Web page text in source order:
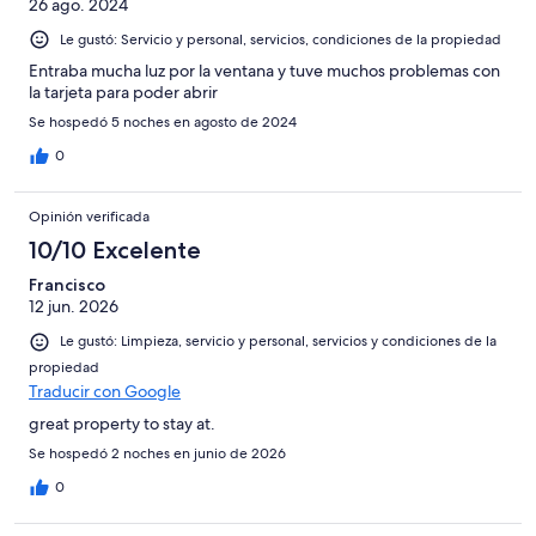
26 ago. 2024
Le gustó: Servicio y personal, servicios, condiciones de la propiedad
Entraba mucha luz por la ventana y tuve muchos problemas con
la tarjeta para poder abrir
Se hospedó 5 noches en agosto de 2024
0
Opinión verificada
10/10 Excelente
Francisco
12 jun. 2026
Le gustó: Limpieza, servicio y personal, servicios y condiciones de la
propiedad
Traducir con Google
great property to stay at.
Se hospedó 2 noches en junio de 2026
0